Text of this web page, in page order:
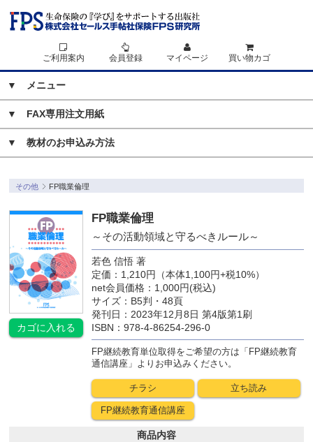
ご利用案内 会員登録 マイページ 買い物カゴ
▼ メニュー
▼ FAX専用注文用紙
▼ 教材のお申込み方法
その他 FP職業倫理
カゴに 入れる
FP職業倫理
～その活動領域と守るべきルール～
若色 信悟 著
定価：1,210円（本体1,100円+税10%）
net会員価格：1,000円(税込)
サイズ：B5判・48頁
発刊日：2023年12月8日 第4版第1刷
ISBN：978-4-86254-296-0
FP継続教育単位取得をご希望の方は「FP継続教育
通信講座」よりお申込みください。
チラシ 立ち読み
FP継続教育通信講座
商品内容